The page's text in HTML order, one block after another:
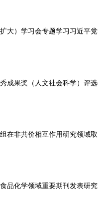
大）学习会专题学习习近平党
成果奖（人文社会科学）评选
在非共价相互作用研究领域取
品化学领域重要期刊发表研究